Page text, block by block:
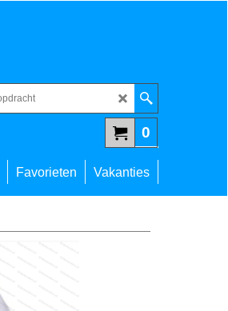
0
Favorieten Vakanties